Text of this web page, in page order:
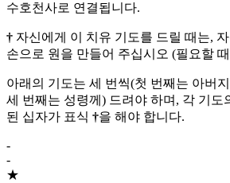
수호천사로 연결됩니다.
† 자신에게 이 치유 기도를 드릴 때는,
손으로 원을 만들어 주십시오 (필요할
아래의 기도는 세 번씩(첫 번째는 아버
세 번째는 성령께) 드려야 하며, 각 기도
된 십자가 표식 †을 해야 합니다.
-
-
★